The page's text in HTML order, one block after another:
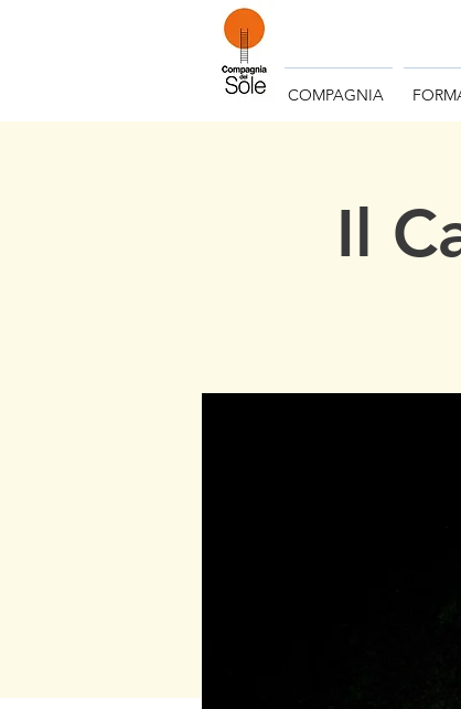
COMPAGNIA
Il